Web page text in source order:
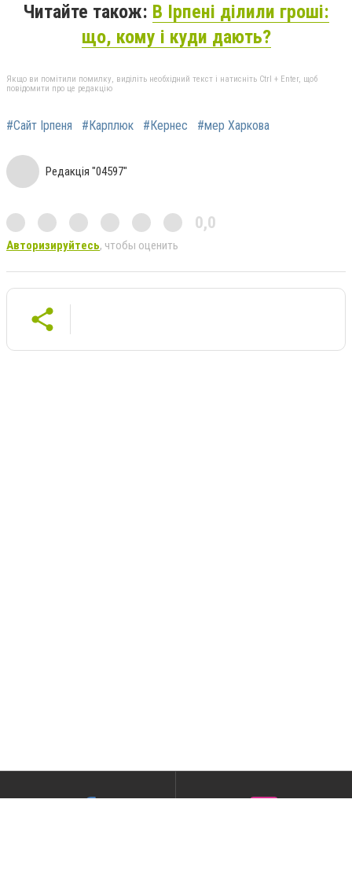
Читайте також: В Ірпені ділили гроші:
що, кому і куди дають?
Якщо ви помітили помилку, виділіть необхідний текст і натисніть Ctrl + Enter, щоб
повідомити про це редакцію
#Сайт Ірпеня #Карплюк #Кернес #мер Харкова
Редакція "04597"
0,0
Авторизируйтесь, чтобы оценить